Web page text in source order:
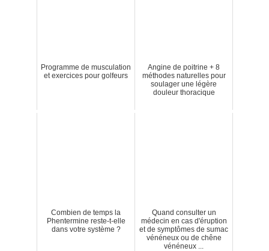
Programme de musculation
et exercices pour golfeurs
Angine de poitrine + 8
méthodes naturelles pour
soulager une légère
douleur thoracique
Combien de temps la
Phentermine reste-t-elle
dans votre système ?
Quand consulter un
médecin en cas d'éruption
et de symptômes de sumac
vénéneux ou de chêne
vénéneux ...